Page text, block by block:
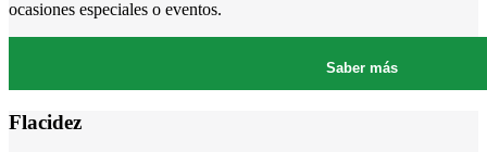
ocasiones especiales o eventos.
Saber más
Flacidez